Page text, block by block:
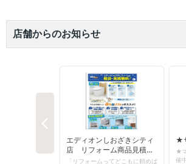
トレーサビリティ
SNS・テレビCM
お問い合わせ
リトルマーメイド
オンラインショップ
店頭募金ほかのご報告
折田財団
こども110番の家
株式情報
電子公告
よくあるご質問
採用情報（中途採用）
お知らせ
サンエーの理念
店舗からのお知らせ